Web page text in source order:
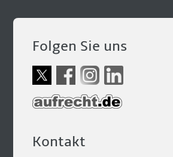
Folgen Sie uns
Kontakt